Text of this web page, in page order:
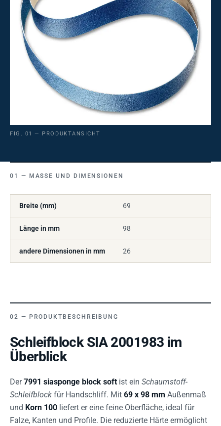
FIG. 01 — PRODUKTANSICHT
MASSE UND DIMENSIONEN
Breite (mm) 69
Länge in mm 98
andere Dimensionen in mm 26
PRODUKTBESCHREIBUNG
Schleifblock SIA 2001983 im
Überblick
Der7991 siasponge block soft ist ein Schaumstoff-
Schleifblock für Handschliff. Mit 69 x 98 mm Außenmaß
und Korn 100 liefert er eine feine Oberfläche, ideal für
Falze, Kanten und Profile. Die reduzierte Härte ermöglicht